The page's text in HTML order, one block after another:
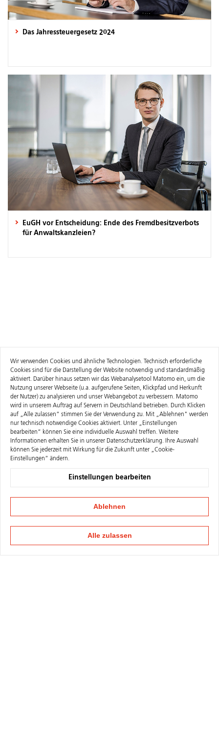
Das Jahressteuergesetz 2024
EuGH vor Entscheidung: Ende des Fremdbesitzverbots
für Anwaltskanzleien?
Wir verwenden Cookies und ähnliche Technologien. Technisch erforderliche
Cookies sind für die Darstellung der Website notwendig und standardmäßig
aktiviert. Darüber hinaus setzen wir das Webanalysetool Matomo ein, um die
Nutzung unserer Webseite (u.a. aufgerufene Seiten, Klickpfad und Herkunft
der Nutzer) zu analysieren und unser Webangebot zu verbessern. Matomo
wird in unserem Auftrag auf Servern in Deutschland betrieben. Durch Klicken
auf „Alle zulassen“ stimmen Sie der Verwendung zu. Mit „Ablehnen" werden
nur technisch notwendige Cookies aktiviert. Unter „Einstellungen
bearbeiten“ können Sie eine individuelle Auswahl treffen. Weitere
Informationen erhalten Sie in unserer Datenschutzerklärung. Ihre Auswahl
können Sie jederzeit mit Wirkung für die Zukunft unter „Cookie-
Einstellungen“ ändern.
Einstellungen bearbeiten
Ablehnen
Alle zulassen